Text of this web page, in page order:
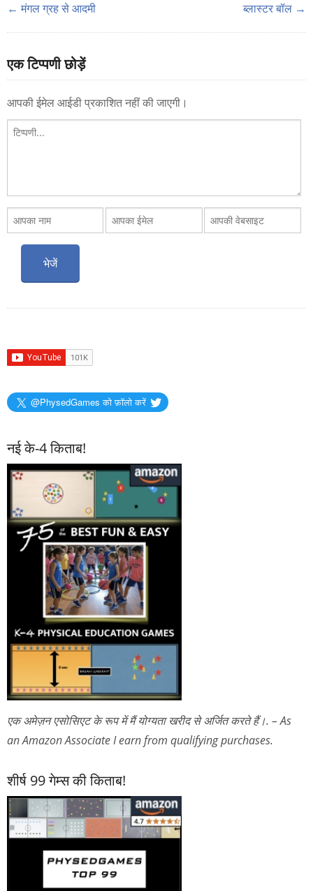
← मंगल ग्रह से आदमी ब्लास्टर बॉल →
एक टिप्पणी छोड़ें
आपकी ईमेल आईडी प्रकाशित नहीं की जाएगी।
@PhysedGames को फ़ॉलो करें
नई के-4 किताब!
एक अमेज़न एसोसिएट के रूप में मैं योग्यता खरीद से अर्जित करते हैं।. – As
an Amazon Associate I earn from qualifying purchases.
शीर्ष 99 गेम्स की किताब!